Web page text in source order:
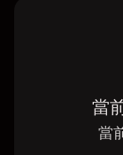
當
當